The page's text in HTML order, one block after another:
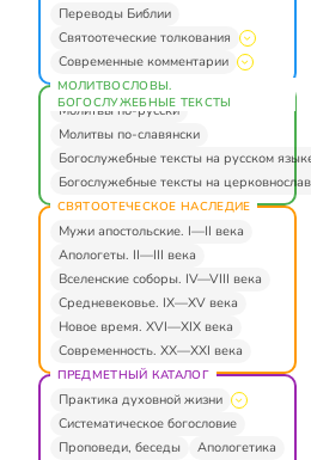
Переводы Библии
Святоотеческие толкования
Современные комментарии
МОЛИТВОСЛОВЫ.
БОГОСЛУЖЕБНЫЕ ТЕКСТЫ
Молитвы по-русски
Молитвы по-славянски
Богослужебные тексты на русском
Богослужебные тексты на
СВЯТООТЕЧЕСКОЕ НАСЛЕДИЕ
Мужи апостольские. I—II века
Апологеты. II—III века
Вселенские соборы. IV—VIII века
Средневековье. IX—XV века
Новое время. XVI—XIX века
Современность. XX—XXI века
ПРЕДМЕТНЫЙ КАТАЛОГ
Практика духовной жизни
Систематическое богословие
Проповеди, беседы
Апологетика